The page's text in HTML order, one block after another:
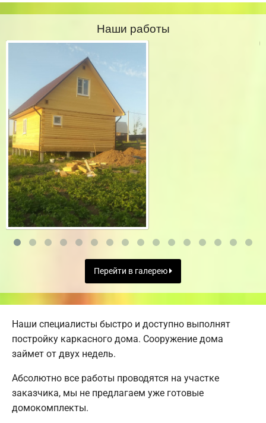
Наши работы
Перейти в галерею
Наши специалисты быстро и доступно выполнят
постройку каркасного дома. Сооружение дома
займет от двух недель.
Абсолютно все работы проводятся на участке
заказчика, мы не предлагаем уже готовые
домокомплекты.